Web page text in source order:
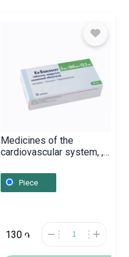
Medicines of the
cardiovascular system, ,
Piece
130 ֏